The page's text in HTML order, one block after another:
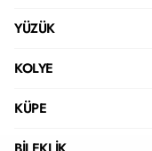
YÜZÜK
KOLYE
KÜPE